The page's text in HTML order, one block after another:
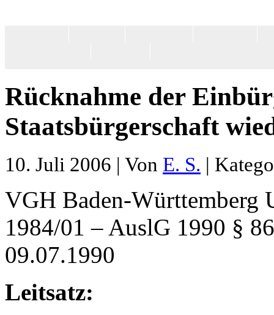
Rücknahme der
Staatsbürgerschaft
10. Juli 2006 | Von E. S. |
VGH Baden-Württemberg
1984/01 – AuslG 1990 §
09.07.1990
Leitsatz: